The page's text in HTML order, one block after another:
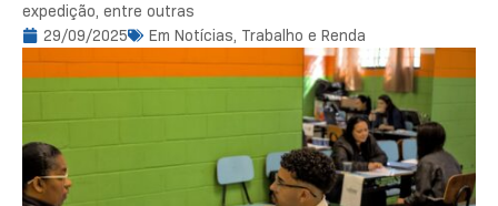
expedição, entre outras
29/09/2025
Em Notícias, Trabalho e Renda